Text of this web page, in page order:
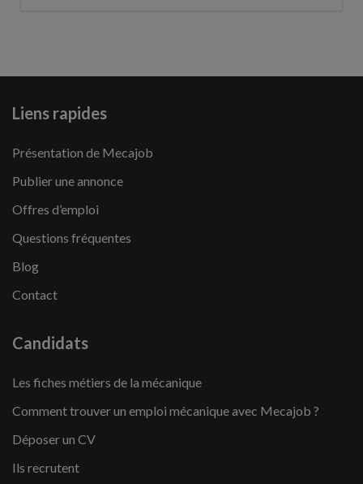
Liens rapides
Présentation de Mecajob
Publier une annonce
Offres d’emploi
Questions fréquentes
Blog
Contact
Candidats
Les fiches métiers de la mécanique
Comment trouver un emploi mécanique avec Mecajob ?
Déposer un CV
Ils recrutent